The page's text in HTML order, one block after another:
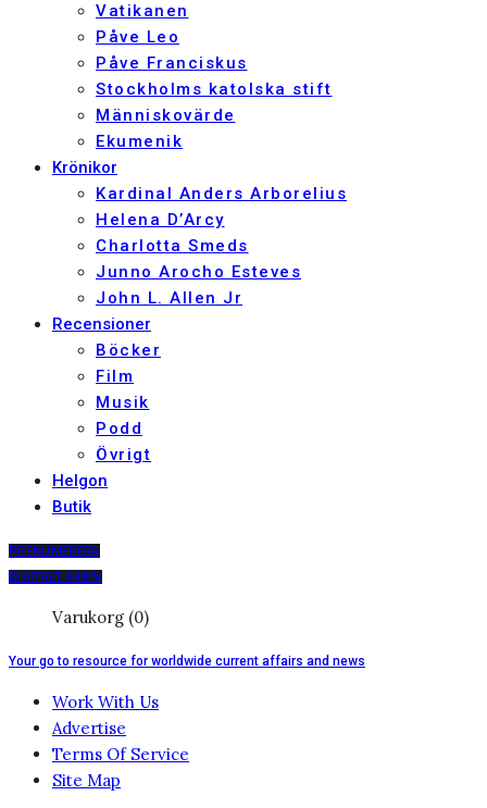
Vatikanen
Påve Leo
Påve Franciskus
Stockholms katolska stift
Människovärde
Ekumenik
Krönikor
Kardinal Anders Arborelius
Helena D’Arcy
Charlotta Smeds
Junno Arocho Esteves
John L. Allen Jr
Recensioner
Böcker
Film
Musik
Podd
Övrigt
Helgon
Butik
PRENUMERERA
DIGITALT ARKIV
Varukorg (0)
Your go to resource for worldwide current affairs and news
Work With Us
Advertise
Terms Of Service
Site Map